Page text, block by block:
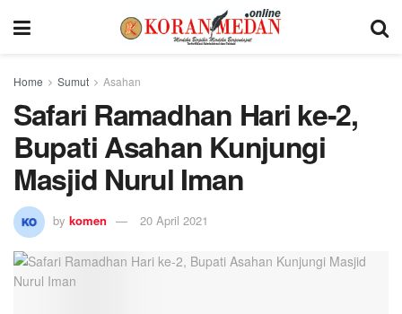
Home Sumut Asahan
Safari Ramadhan Hari ke-2,
Bupati Asahan Kunjungi
Masjid Nurul Iman
by komen 20 April 2021